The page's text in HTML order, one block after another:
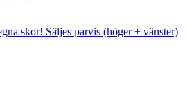
skor! Säljes parvis (höger + vänster)